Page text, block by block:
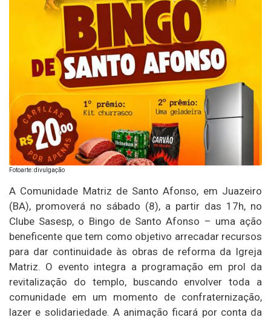
Fotoarte: divulgação
A Comunidade Matriz de Santo Afonso, em Juazeiro
(BA), promoverá no sábado (8), a partir das 17h, no
Clube Sasesp, o Bingo de Santo Afonso – uma ação
beneficente que tem como objetivo arrecadar recursos
para dar continuidade às obras de reforma da Igreja
Matriz. O evento integra a programação em prol da
revitalização do templo, buscando envolver toda a
comunidade em um momento de confraternização,
lazer e solidariedade. A animação ficará por conta da